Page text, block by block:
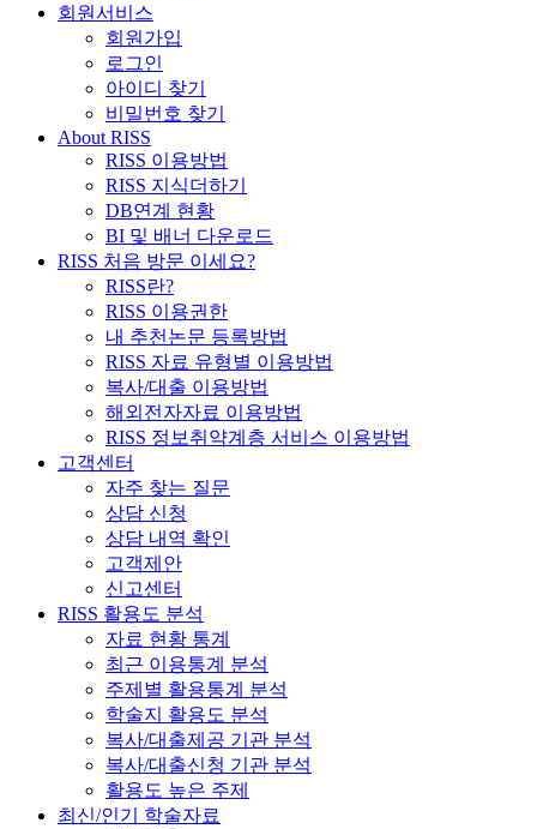
회원서비스
회원가입
로그인
아이디 찾기
비밀번호 찾기
About RISS
RISS 이용방법
RISS 지식더하기
DB연계 현황
BI 및 배너 다운로드
RISS 처음 방문 이세요?
RISS란?
RISS 이용권한
내 추천논문 등록방법
RISS 자료 유형별 이용방법
복사/대출 이용방법
해외전자자료 이용방법
RISS 정보취약계층 서비스 이용방법
고객센터
자주 찾는 질문
상담 신청
상담 내역 확인
고객제안
신고센터
RISS 활용도 분석
자료 현황 통계
최근 이용통계 분석
주제별 활용통계 분석
학술지 활용도 분석
복사/대출제공 기관 분석
복사/대출신청 기관 분석
활용도 높은 주제
최신/인기 학술자료